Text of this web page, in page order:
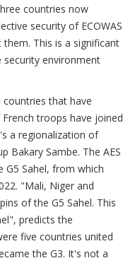
countries now
security of ECOWAS
This is a significant
security environment
that have
troops have joined
a regionalization of
Bakary Sambe. The AES
G5 Sahel, from which
"Mali, Niger and
of the G5 Sahel. This
predicts the
five countries united
the G3. It's not a